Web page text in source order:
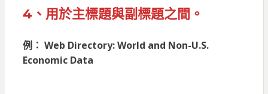
4、用於主標題與副標題之間。
例： Web Directory: World and Non-U.S.
Economic Data